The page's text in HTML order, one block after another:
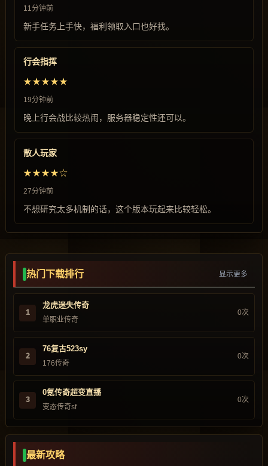
11分钟前
新手任务上手快，福利领取入口也好找。
行会指挥
★★★★★
19分钟前
晚上行会战比较热闹，服务器稳定性还可以。
散人玩家
★★★★☆
27分钟前
不想研究太多机制的话，这个版本玩起来比较轻松。
热门下载排行 显示更多
1
龙虎迷失传奇
单职业传奇
0次
2
76复古523sy
176传奇
0次
3
0氪传奇超变直播
变态传奇sf
0次
最新攻略